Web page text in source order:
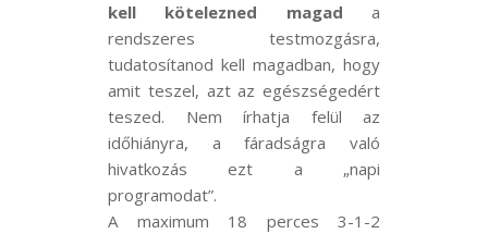
kell kötelezned magad a
rendszeres testmozgásra,
tudatosítanod kell magadban, hogy
amit teszel, azt az egészségedért
teszed. Nem írhatja felül az
időhiányra, a fáradságra való
hivatkozás ezt a „napi
programodat”.
A maximum 18 perces 3-1-2